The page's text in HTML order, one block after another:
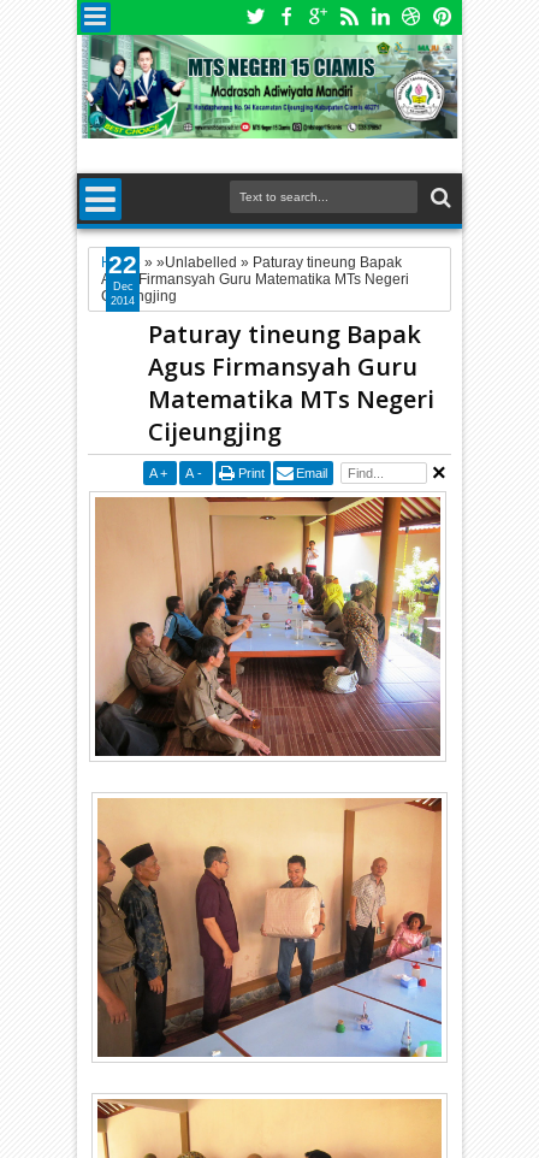
Home » »Unlabelled » Paturay tineung Bapak
Agus Firmansyah Guru Matematika MTs Negeri
Cijeungjing
Paturay tineung Bapak
Agus Firmansyah Guru
Matematika MTs Negeri
Cijeungjing
A + A - Print Email
22
Dec
2014